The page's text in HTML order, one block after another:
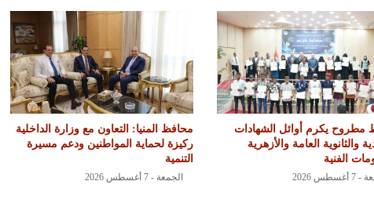
مطروح يكرم أوائل الشهادات
والثانوية العامة والأزهرية
الفنية
أغسطس 2026
محافظ المنيا: التعاون مع وزارة الداخلية
ركيزة لحماية المواطنين ودعم مسيرة
التنمية
الجمعة - 7 أغسطس 2026